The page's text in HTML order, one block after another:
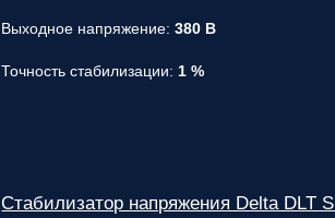
Выходное напряжение:380 В
Точность стабилизации: 1 %
Стабилизатор напряжения Delta DLT